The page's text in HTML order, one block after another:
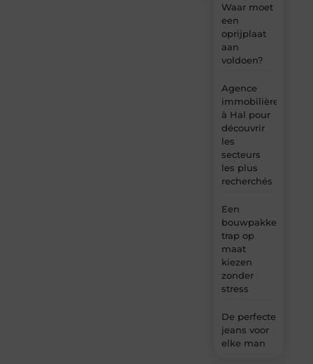
Waar moet
een
oprijplaat
aan
voldoen?
Agence
immobilière
à Hal pour
découvrir
les
secteurs
les plus
recherchés
Een
bouwpakket
trap op
maat
kiezen
zonder
stress
De perfecte
jeans voor
elke man